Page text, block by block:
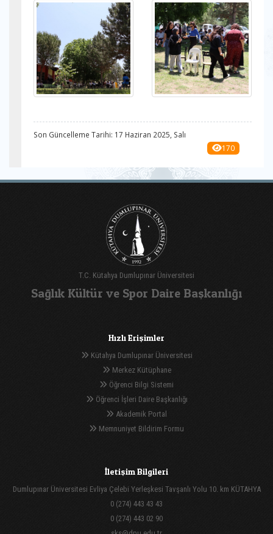
Son Güncelleme Tarihi: 17 Haziran 2025, Salı
170
T.C. Kütahya Dumlupınar Üniversitesi
Sağlık Kültür ve Spor Daire Başkanlığı
Hızlı Erişimler
Kütahya Dumlupınar Üniversitesi
Merkez Kütüphane
Öğrenci Bilgi Sistemi
Öğrenci İşleri Daire Başkanlığı
Akademik Portal
Memnuniyet Bildirim Formu
İletişim Bilgileri
Dumlupınar Üniversitesi Evliya Çelebi Yerleşkesi Tavşanlı Yolu 10. km KÜTAHYA
0 (274) 443 43 43
0 (274) 443 02 90